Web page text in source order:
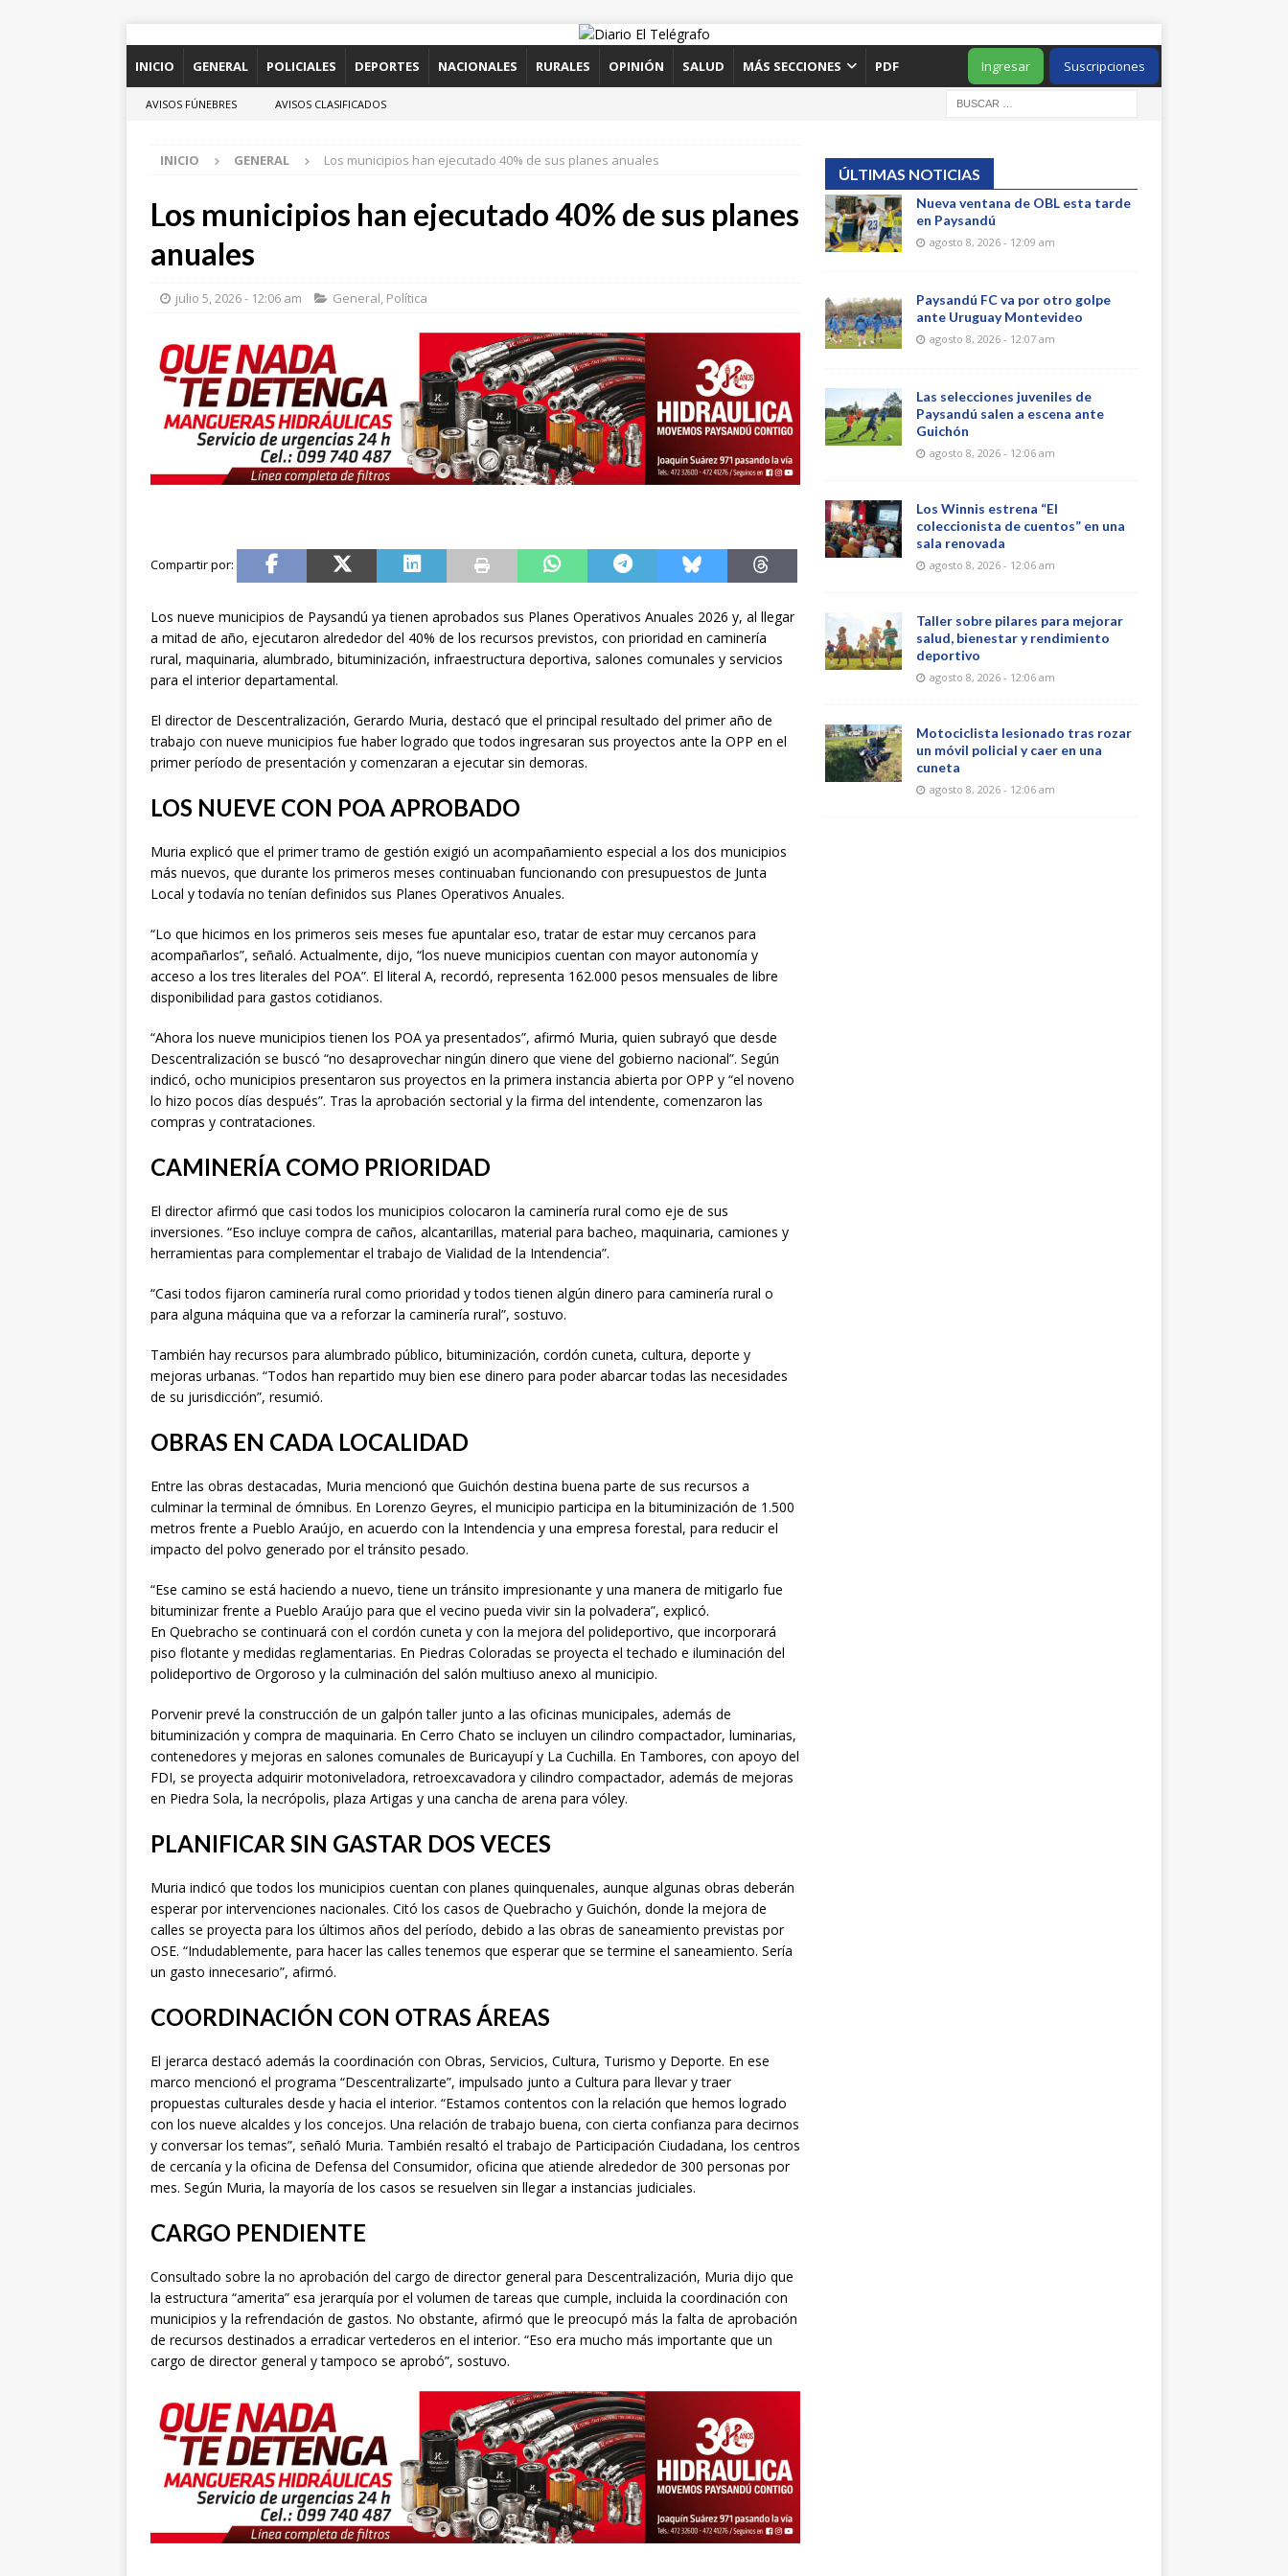
INICIO GENERAL POLICIALES DEPORTES NACIONALES RURALES OPINIÓN SALUD MÁS SECCIONES PDF Suscripciones
Ingresar
AVISOS FÚNEBRES AVISOS CLASIFICADOS
INICIO GENERAL Los municipios han ejecutado 40% de sus planes anuales
Los municipios han ejecutado 40% de sus planes
anuales
julio 5, 2026 - 12:06 am General, Política
Los nueve municipios de Paysandú ya tienen aprobados sus Planes Operativos Anuales 2026 y, al llegar
a mitad de año, ejecutaron alrededor del 40% de los recursos previstos, con prioridad en caminería
rural, maquinaria, alumbrado, bituminización, infraestructura deportiva, salones comunales y servicios
para el interior departamental.
El director de Descentralización, Gerardo Muria, destacó que el principal resultado del primer año de
trabajo con nueve municipios fue haber logrado que todos ingresaran sus proyectos ante la OPP en el
primer período de presentación y comenzaran a ejecutar sin demoras.
LOS NUEVE CON POA APROBADO
Muria explicó que el primer tramo de gestión exigió un acompañamiento especial a los dos municipios
más nuevos, que durante los primeros meses continuaban funcionando con presupuestos de Junta
Local y todavía no tenían definidos sus Planes Operativos Anuales.
“Lo que hicimos en los primeros seis meses fue apuntalar eso, tratar de estar muy cercanos para
acompañarlos”, señaló. Actualmente, dijo, “los nueve municipios cuentan con mayor autonomía y
acceso a los tres literales del POA”. El literal A, recordó, representa 162.000 pesos mensuales de libre
disponibilidad para gastos cotidianos.
“Ahora los nueve municipios tienen los POA ya presentados”, afirmó Muria, quien subrayó que desde
Descentralización se buscó “no desaprovechar ningún dinero que viene del gobierno nacional”. Según
indicó, ocho municipios presentaron sus proyectos en la primera instancia abierta por OPP y “el noveno
lo hizo pocos días después”. Tras la aprobación sectorial y la firma del intendente, comenzaron las
compras y contrataciones.
CAMINERÍA COMO PRIORIDAD
El director afirmó que casi todos los municipios colocaron la caminería rural como eje de sus
inversiones. “Eso incluye compra de caños, alcantarillas, material para bacheo, maquinaria, camiones y
herramientas para complementar el trabajo de Vialidad de la Intendencia”.
“Casi todos fijaron caminería rural como prioridad y todos tienen algún dinero para caminería rural o
para alguna máquina que va a reforzar la caminería rural”, sostuvo.
También hay recursos para alumbrado público, bituminización, cordón cuneta, cultura, deporte y
mejoras urbanas. “Todos han repartido muy bien ese dinero para poder abarcar todas las necesidades
de su jurisdicción”, resumió.
OBRAS EN CADA LOCALIDAD
Entre las obras destacadas, Muria mencionó que Guichón destina buena parte de sus recursos a
culminar la terminal de ómnibus. En Lorenzo Geyres, el municipio participa en la bituminización de 1.500
metros frente a Pueblo Araújo, en acuerdo con la Intendencia y una empresa forestal, para reducir el
impacto del polvo generado por el tránsito pesado.
“Ese camino se está haciendo a nuevo, tiene un tránsito impresionante y una manera de mitigarlo fue
bituminizar frente a Pueblo Araújo para que el vecino pueda vivir sin la polvadera”, explicó.
En Quebracho se continuará con el cordón cuneta y con la mejora del polideportivo, que incorporará
piso flotante y medidas reglamentarias. En Piedras Coloradas se proyecta el techado e iluminación del
polideportivo de Orgoroso y la culminación del salón multiuso anexo al municipio.
Porvenir prevé la construcción de un galpón taller junto a las oficinas municipales, además de
bituminización y compra de maquinaria. En Cerro Chato se incluyen un cilindro compactador, luminarias,
contenedores y mejoras en salones comunales de Buricayupí y La Cuchilla. En Tambores, con apoyo del
FDI, se proyecta adquirir motoniveladora, retroexcavadora y cilindro compactador, además de mejoras
en Piedra Sola, la necrópolis, plaza Artigas y una cancha de arena para vóley.
PLANIFICAR SIN GASTAR DOS VECES
Muria indicó que todos los municipios cuentan con planes quinquenales, aunque algunas obras deberán
esperar por intervenciones nacionales. Citó los casos de Quebracho y Guichón, donde la mejora de
calles se proyecta para los últimos años del período, debido a las obras de saneamiento previstas por
OSE. “Indudablemente, para hacer las calles tenemos que esperar que se termine el saneamiento. Sería
un gasto innecesario”, afirmó.
COORDINACIÓN CON OTRAS ÁREAS
El jerarca destacó además la coordinación con Obras, Servicios, Cultura, Turismo y Deporte. En ese
marco mencionó el programa “Descentralizarte”, impulsado junto a Cultura para llevar y traer
propuestas culturales desde y hacia el interior. “Estamos contentos con la relación que hemos logrado
con los nueve alcaldes y los concejos. Una relación de trabajo buena, con cierta confianza para decirnos
y conversar los temas”, señaló Muria. También resaltó el trabajo de Participación Ciudadana, los centros
de cercanía y la oficina de Defensa del Consumidor, oficina que atiende alrededor de 300 personas por
mes. Según Muria, la mayoría de los casos se resuelven sin llegar a instancias judiciales.
CARGO PENDIENTE
Consultado sobre la no aprobación del cargo de director general para Descentralización, Muria dijo que
la estructura “amerita” esa jerarquía por el volumen de tareas que cumple, incluida la coordinación con
municipios y la refrendación de gastos. No obstante, afirmó que le preocupó más la falta de aprobación
de recursos destinados a erradicar vertederos en el interior. “Eso era mucho más importante que un
cargo de director general y tampoco se aprobó”, sostuvo.
ÚLTIMAS NOTICIAS
Nueva ventana de OBL esta tarde
en Paysandú
agosto 8, 2026 - 12:09 am
Paysandú FC va por otro golpe
ante Uruguay Montevideo
agosto 8, 2026 - 12:07 am
Las selecciones juveniles de
Paysandú salen a escena ante
Guichón
agosto 8, 2026 - 12:06 am
Los Winnis estrena “El
coleccionista de cuentos” en una
sala renovada
agosto 8, 2026 - 12:06 am
Taller sobre pilares para mejorar
salud, bienestar y rendimiento
deportivo
agosto 8, 2026 - 12:06 am
Motociclista lesionado tras rozar
un móvil policial y caer en una
cuneta
agosto 8, 2026 - 12:06 am